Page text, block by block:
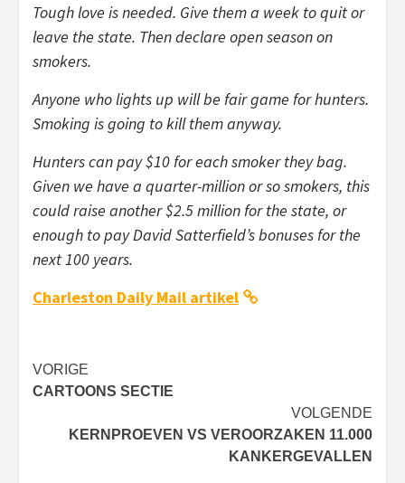
Tough love is needed. Give them a week to quit or
leave the state. Then declare open season on
smokers.
Anyone who lights up will be fair game for hunters.
Smoking is going to kill them anyway.
Hunters can pay $10 for each smoker they bag.
Given we have a quarter-million or so smokers, this
could raise another $2.5 million for the state, or
enough to pay David Satterfield’s bonuses for the
next 100 years.
Charleston Daily Mail artikel
Bericht
navigatie
VORIGE
CARTOONS SECTIE
VOLGENDE
KERNPROEVEN VS VEROORZAKEN 11.000
KANKERGEVALLEN